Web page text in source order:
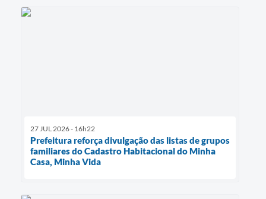
27 JUL 2026 - 16h22
Prefeitura reforça divulgação das listas de grupos
familiares do Cadastro Habitacional do Minha
Casa, Minha Vida